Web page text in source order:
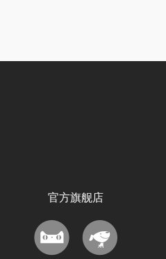
官方旗舰店